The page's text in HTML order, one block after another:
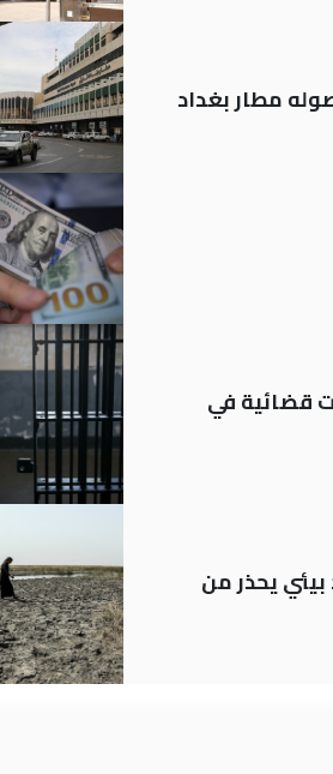
مطار بغداد
519 سجيناً بقرارات قضائية في
يحذر من